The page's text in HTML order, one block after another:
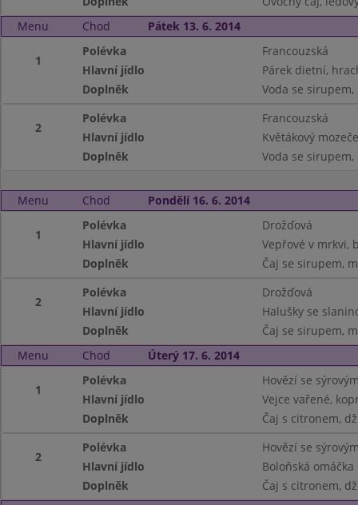
Menu
Chod Pátek 13. 6. 2014
1
Polévka
Francouzská
Hlavní jídlo
Párek dietní,
Doplněk
Voda se sirupem,
2
Polévka
Francouzská
Hlavní jídlo
Květákový
Doplněk
Voda se sirupem,
Menu Chod Pondělí 16. 6. 2014
1
Polévka
Drožďová
Hlavní jídlo
Vepřové v mrkvi,
Doplněk
Čaj se sirupem,
2
Polévka
Drožďová
Hlavní jídlo
Halušky se
Doplněk
Čaj se sirupem,
Menu
Chod Úterý 17. 6. 2014
1
Polévka
Hovězí se
Hlavní jídlo
Vejce vařené,
Doplněk
Čaj s citronem,
2
Polévka
Hovězí se
Hlavní jídlo
Boloňská
Doplněk
Čaj s citronem,